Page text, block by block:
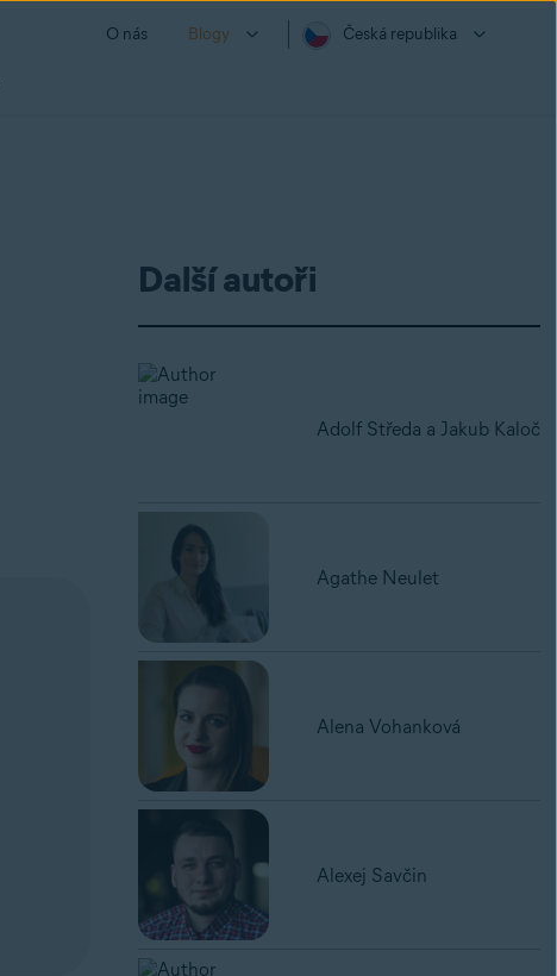
O nás Blogy Česká republika
Další autoři
Adolf Středa a Jakub Kaloč
Agathe Neulet
Alena Vohanková
Alexej Savčin